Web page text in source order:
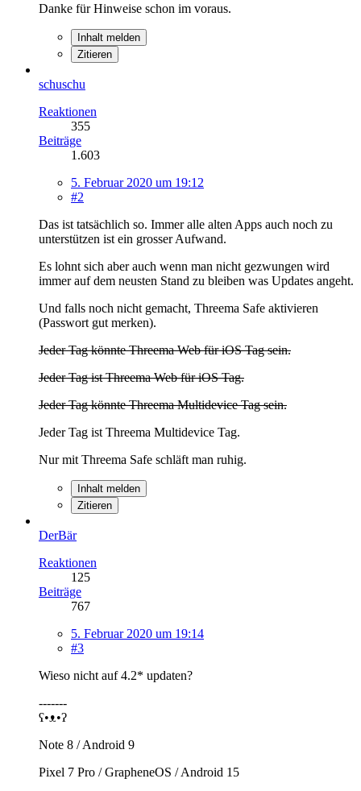
Danke für Hinweise schon im voraus.
Inhalt melden
Zitieren
schuschu
Reaktionen
355
Beiträge
1.603
5. Februar 2020 um 19:12
#2
Das ist tatsächlich so. Immer alle alten Apps auch noch zu
unterstützen ist ein grosser Aufwand.
Es lohnt sich aber auch wenn man nicht gezwungen wird
immer auf dem neusten Stand zu bleiben was Updates angeht.
Und falls noch nicht gemacht, Threema Safe aktivieren
(Passwort gut merken).
Jeder Tag könnte Threema Web für iOS Tag sein.
Jeder Tag ist Threema Web für iOS Tag.
Jeder Tag könnte Threema Multidevice Tag sein.
Jeder Tag ist Threema Multidevice Tag.
Nur mit Threema Safe schläft man ruhig.
Inhalt melden
Zitieren
DerBär
Reaktionen
125
Beiträge
767
5. Februar 2020 um 19:14
#3
Wieso nicht auf 4.2* updaten?
-------
ʕ•ᴥ•ʔ
Note 8 / Android 9
Pixel 7 Pro / GrapheneOS / Android 15